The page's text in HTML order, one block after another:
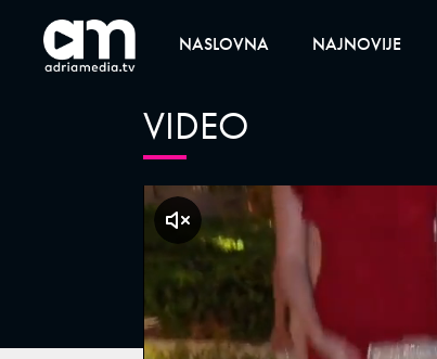
NASLOVNA NAJNOVIJE
VIDEO